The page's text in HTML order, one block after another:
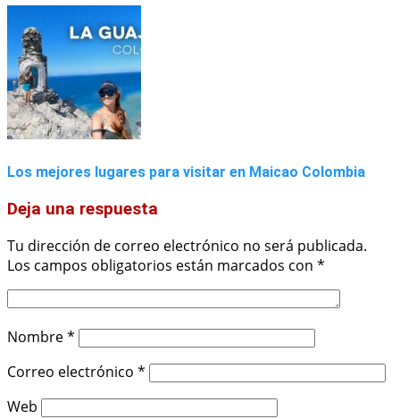
Los mejores lugares para visitar en Maicao Colombia
Deja una respuesta
Tu dirección de correo electrónico no será publicada.
Los campos obligatorios están marcados con *
Nombre*
Correo electrónico *
Web